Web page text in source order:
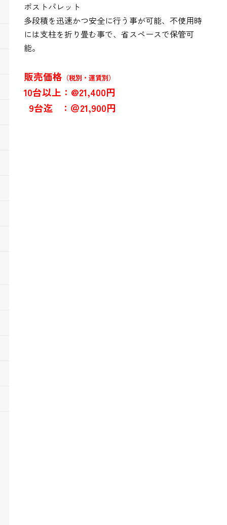
ポストパレット
多段積を迅速かつ安全に行う事が可能、不使用時
には支柱を折り畳む事で、省スペースで保管可
能。
販売価格 （税別・運賃別）
10台以上：@21,400円
9台迄 ：＠21,900円